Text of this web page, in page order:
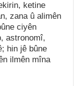
ketine
zana û alimên
ciyên
astronomî,
hin jê bûne
ilmên mîna